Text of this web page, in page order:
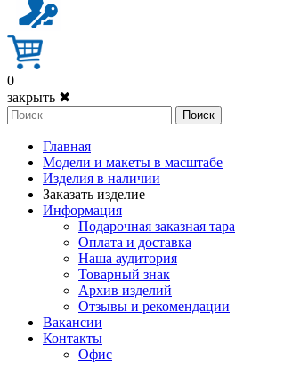
0
закрыть ✖
Поиск
Главная
Модели и макеты в масштабе
Изделия в наличии
Заказать изделие
Информация
Подарочная заказная тара
Оплата и доставка
Наша аудитория
Товарный знак
Архив изделий
Отзывы и рекомендации
Вакансии
Контакты
Офис